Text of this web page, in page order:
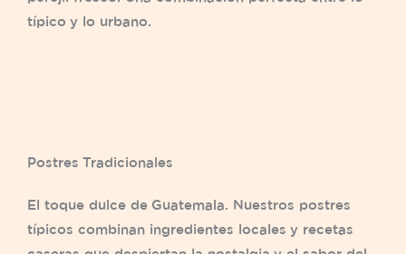
típico y lo urbano.
Postres Tradicionales
El toque dulce de Guatemala. Nuestros postres
típicos combinan ingredientes locales y recetas